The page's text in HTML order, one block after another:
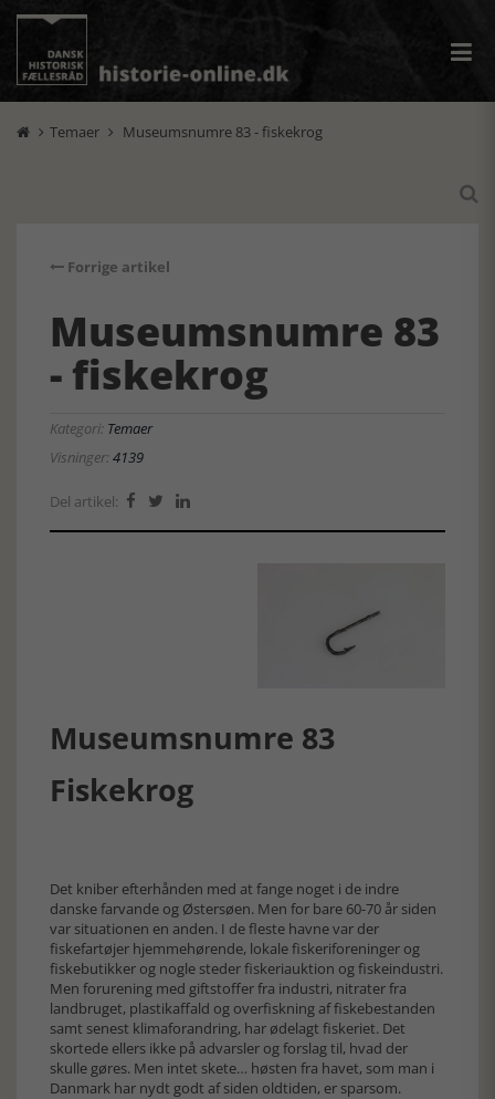
 Temaer  Museumsnumre 83 - fiskekrog

Forrige artikel
Museumsnumre 83
- fiskekrog
Kategori: Temaer
Visninger:4139
Del artikel:   
Museumsnumre 83
Fiskekrog
Det kniber efterhånden med at fange noget i de indre
danske farvande og Østersøen. Men for bare 60-70 år siden
var situationen en anden. I de fleste havne var der
fiskefartøjer hjemmehørende, lokale fiskeriforeninger og
fiskebutikker og nogle steder fiskeriauktion og fiskeindustri.
Men forurening med giftstoffer fra industri, nitrater fra
landbruget, plastikaffald og overfiskning af fiskebestanden
samt senest klimaforandring, har ødelagt fiskeriet. Det
skortede ellers ikke på advarsler og forslag til, hvad der
skulle gøres. Men intet skete… høsten fra havet, som man i
Danmark har nydt godt af siden oldtiden, er sparsom.